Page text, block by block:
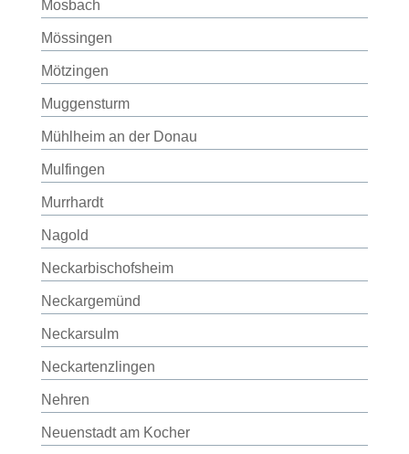
Mosbach
Mössingen
Mötzingen
Muggensturm
Mühlheim an der Donau
Mulfingen
Murrhardt
Nagold
Neckarbischofsheim
Neckargemünd
Neckarsulm
Neckartenzlingen
Nehren
Neuenstadt am Kocher